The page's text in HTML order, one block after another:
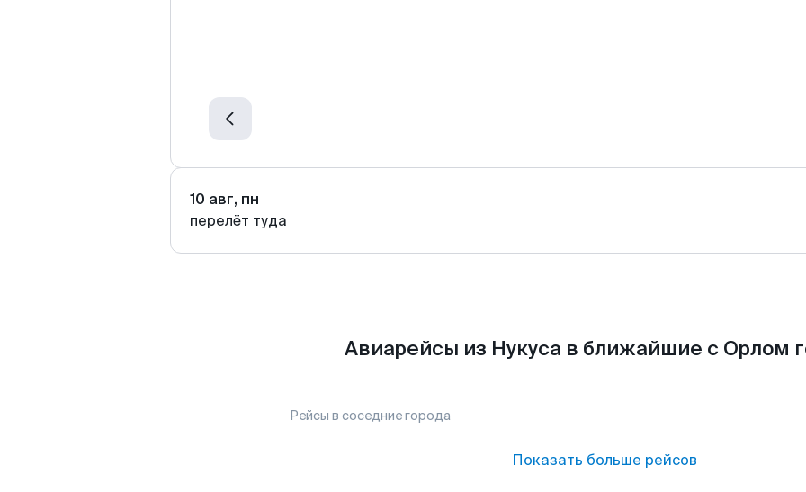
10 авг, пн
перелёт туда
Авиарейсы из Нукуса в ближайшие с Орлом
Рейсы в соседние города
Показать больше рейсов